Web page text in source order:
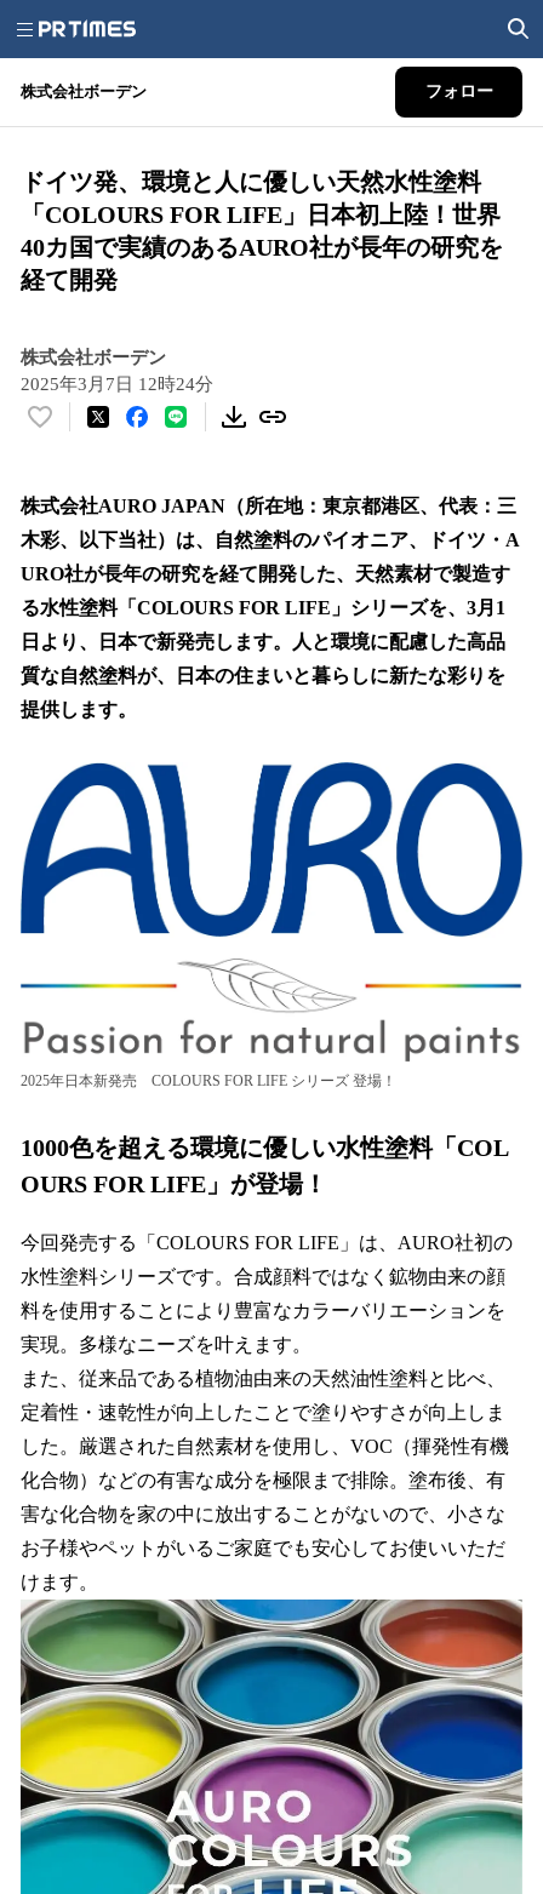
株式会社ボーデン フォロー
ドイツ発、環境と人に優しい天然水性塗料
「COLOURS FOR LIFE」日本初上陸！世界
40カ国で実績のあるAURO社が長年の研究を
経て開発
株式会社ボーデン
2025年3月7日 12時24分
い
！
数
を
読
み
込
み
中
で
株式会社AURO JAPAN（所在地：東京都港区、代表：三
木彩、以下当社）は、自然塗料のパイオニア、ドイツ・A
URO社が長年の研究を経て開発した、天然素材で製造す
る水性塗料「COLOURS FOR LIFE」シリーズを、3月1
日より、日本で新発売します。人と環境に配慮した高品
質な自然塗料が、日本の住まいと暮らしに新たな彩りを
提供します。
2025年日本新発売 COLOURS FOR LIFE シリーズ 登場！
1000色を超える環境に優しい水性塗料「COL
OURS FOR LIFE」が登場！
今回発売する「COLOURS FOR LIFE」は、AURO社初の
水性塗料シリーズです。合成顔料ではなく鉱物由来の顔
料を使用することにより豊富なカラーバリエーションを
実現。多様なニーズを叶えます。
また、従来品である植物油由来の天然油性塗料と比べ、
定着性・速乾性が向上したことで塗りやすさが向上しま
した。厳選された自然素材を使用し、VOC（揮発性有機
化合物）などの有害な成分を極限まで排除。塗布後、有
害な化合物を家の中に放出することがないので、小さな
お子様やペットがいるご家庭でも安心してお使いいただ
けます。